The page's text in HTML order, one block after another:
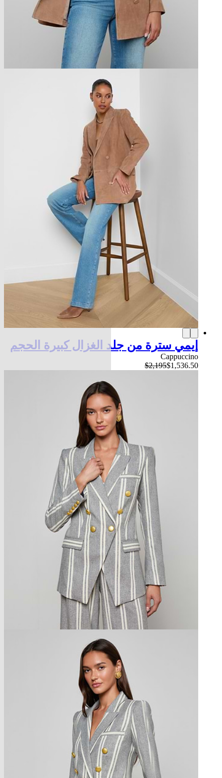
إيمي سترة من جلد الغزال كبيرة الحجم
Cappuccino
$2,195$1,536.50